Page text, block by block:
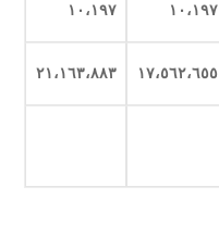
١٠،١٩٧ ١٠،١٩٧
١٧،٥٦٢،٦٥٥ ٢١،١٦٣،٨٨٣